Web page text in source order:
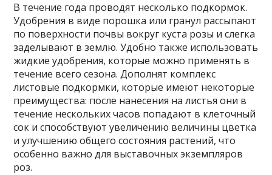
В течение года проводят несколько подкормок.
Удобрения в виде порошка или гранул рассыпают
по поверхности почвы вокруг куста розы и слегка
заделывают в землю. Удобно также использовать
жидкие удобрения, которые можно применять в
течение всего сезона. Дополнят комплекс
листовые подкормки, которые имеют некоторые
преимущества: после нанесения на листья они в
течение нескольких часов попадают в клеточный
сок и способствуют увеличению величины цветка
и улучшению общего состояния растений, что
особенно важно для выставочных экземпляров
роз.